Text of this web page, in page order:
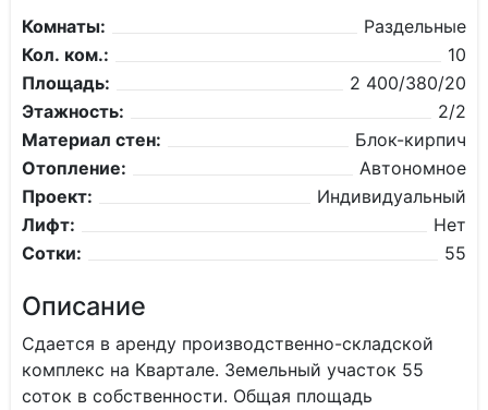
Комнаты:
Раздельные
Кол. ком.:
10
Площадь:
2 400/380/20
Этажность:
2/2
Материал стен:
Блок-кирпич
Отопление:
Автономное
Проект:
Индивидуальный
Лифт:
Нет
Сотки:
55
Описание
Сдается в аренду производственно-складской
комплекс на Квартале. Земельный участок 55
соток в собственности. Общая площадь